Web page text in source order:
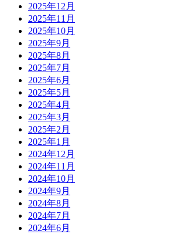
2025年12月
2025年11月
2025年10月
2025年9月
2025年8月
2025年7月
2025年6月
2025年5月
2025年4月
2025年3月
2025年2月
2025年1月
2024年12月
2024年11月
2024年10月
2024年9月
2024年8月
2024年7月
2024年6月